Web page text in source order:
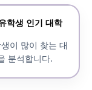
학생 인기 대학
이 많이 찾는 대
분석합니다.